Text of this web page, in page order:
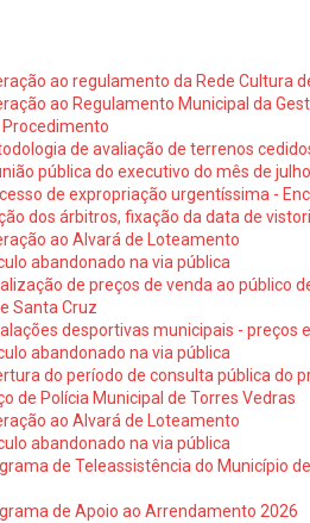
ao regulamento da Rede Cultura
ao Regulamento Municipal da
Procedimento
de avaliação de terrenos
pública do executivo do mês de
de expropriação urgentíssima -
dos árbitros, fixação da data de
ao Alvará de Loteamento
abandonado na via pública
de preços de venda ao público
Santa Cruz
desportivas municipais - preços
abandonado na via pública
do período de consulta pública do
de Polícia Municipal de Torres Vedras
ao Alvará de Loteamento
abandonado na via pública
de Teleassistência do Município
de Apoio ao Arrendamento 2026